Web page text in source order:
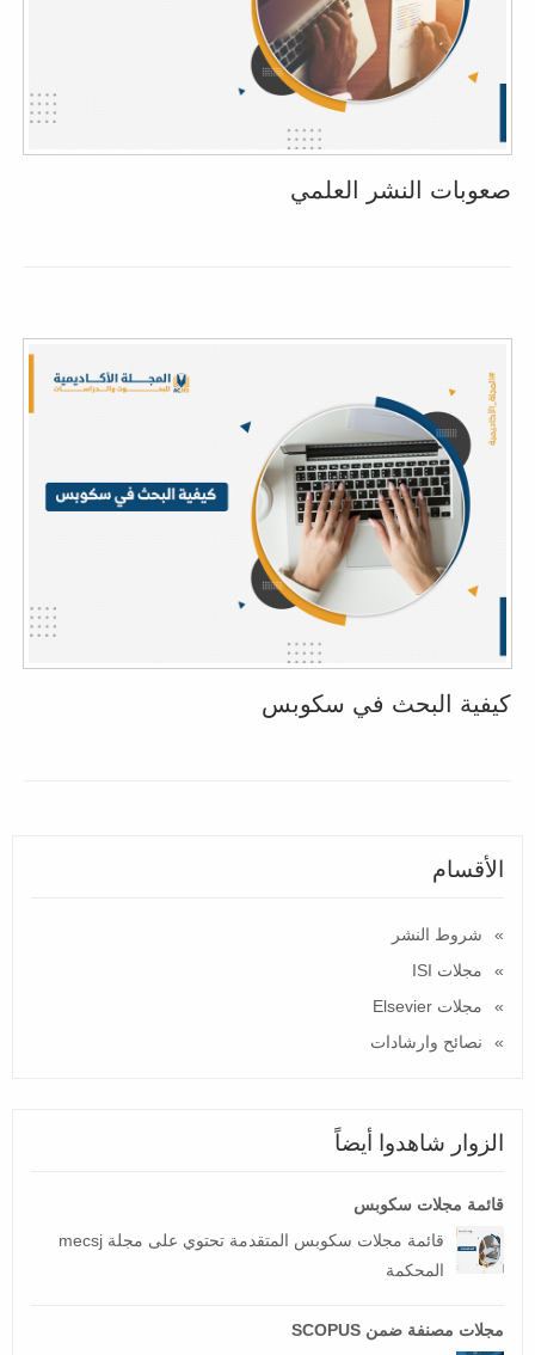
صعوبات النشر العلمي
كيفية البحث في سكوبس
الأقسام
شروط النشر
مجلات ISI
مجلات Elsevier
نصائح وارشادات
الزوار شاهدوا أيضاً
قائمة مجلات سكوبس
قائمة مجلات سكوبس المتقدمة تحتوي على مجلة mecsj
المحكمة
مجلات مصنفة ضمن SCOPUS